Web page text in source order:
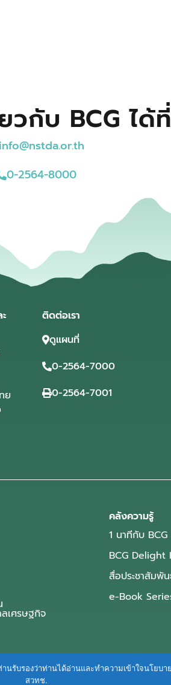
วกับ BCG ได้ที่
info@nstda.or.th
0-2564-8000
ย
ติดต่อเรา
ดูแผนที่
0-2564-7000
0-2564-7001
เศรษฐกิจ
คลังความรู้
1 นาทีกับ BCG
BCG
สื่อประชาสัมพั
e-Book
นรับรองว่าท่านได้อ่านและทำความเข้าใจนโ
สวทช.